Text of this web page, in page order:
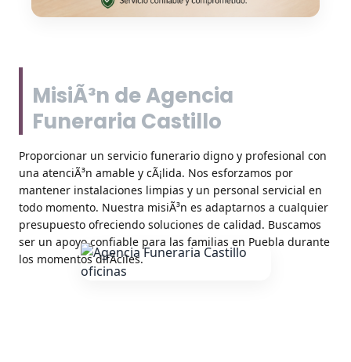
MisiÃ³n de Agencia
Funeraria Castillo
Proporcionar un servicio funerario digno y profesional con
una atenciÃ³n amable y cÃ¡lida. Nos esforzamos por
mantener instalaciones limpias y un personal servicial en
todo momento. Nuestra misiÃ³n es adaptarnos a cualquier
presupuesto ofreciendo soluciones de calidad. Buscamos
ser un apoyo confiable para las familias en Puebla durante
los momentos difÃ­ciles.